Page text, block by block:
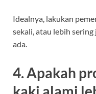
Idealnya, lakukan
sekali, atau lebih
ada.
4. Apakah